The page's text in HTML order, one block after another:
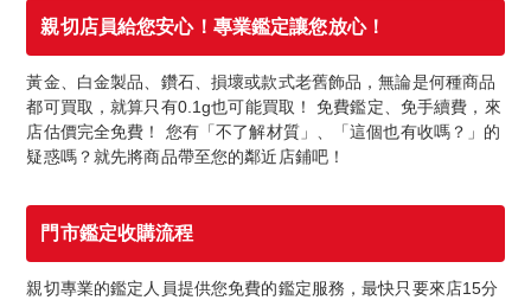
親切店員給您安心！專業鑑定讓您放心！
黃金、白金製品、鑽石、損壞或款式老舊飾品，無論是何種商品
都可買取，就算只有0.1g也可能買取！ 免費鑑定、免手續費，來
店估價完全免費！ 您有「不了解材質」、「這個也有收嗎？」的
疑惑嗎？就先將商品帶至您的鄰近店鋪吧！
門市鑑定收購流程
親切專業的鑑定人員提供您免費的鑑定服務，最快只要來店15分